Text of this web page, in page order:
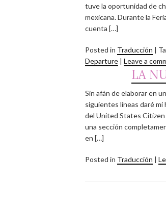
tuve la oportunidad de
mexicana. Durante la
cuenta […]
Posted in Traducción |
Departure | Leave a
LA
Sin afán de elaborar en
siguientes líneas daré mi
del United States Citizen
una sección
en […]
Posted in Traducción |